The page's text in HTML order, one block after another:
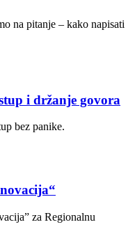
na pitanje – kako napisati
i držanje govora
bez panike.
za Regionalnu